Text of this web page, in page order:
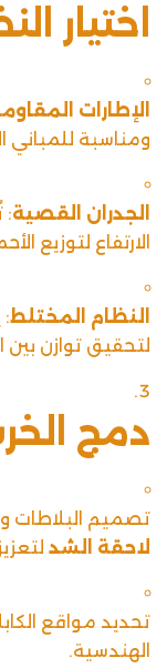
اختيار
الإطارات
ومناسبة للمباني
الجدران القصية:
الارتفاع لتوزيع
النظام المختلط:
لتحقيق توازن بين
دمج
تصميم البلاطات
لاحقة الشد
تحديد مواقع
الهندسية.